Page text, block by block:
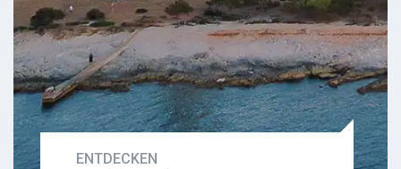
ENTDECKEN